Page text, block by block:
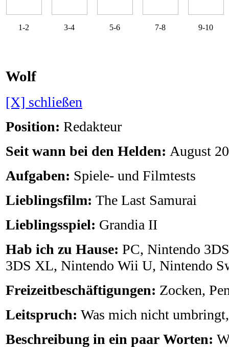
1-2 3-4 5-6 7-8 9-10
Wolf
[X] schließen
Position: Redakteur
Seit wann bei den Helden: August
Aufgaben: Spiele- und Filmtests
Lieblingsfilm: The Last Samurai
Lieblingsspiel: Grandia II
Hab ich zu Hause: PC, Nintendo
3DS XL, Nintendo Wii U, Nintendo
Freizeitbeschäftigungen: Zocken,
Leitspruch: Was mich nicht
Beschreibung in ein paar Worten: